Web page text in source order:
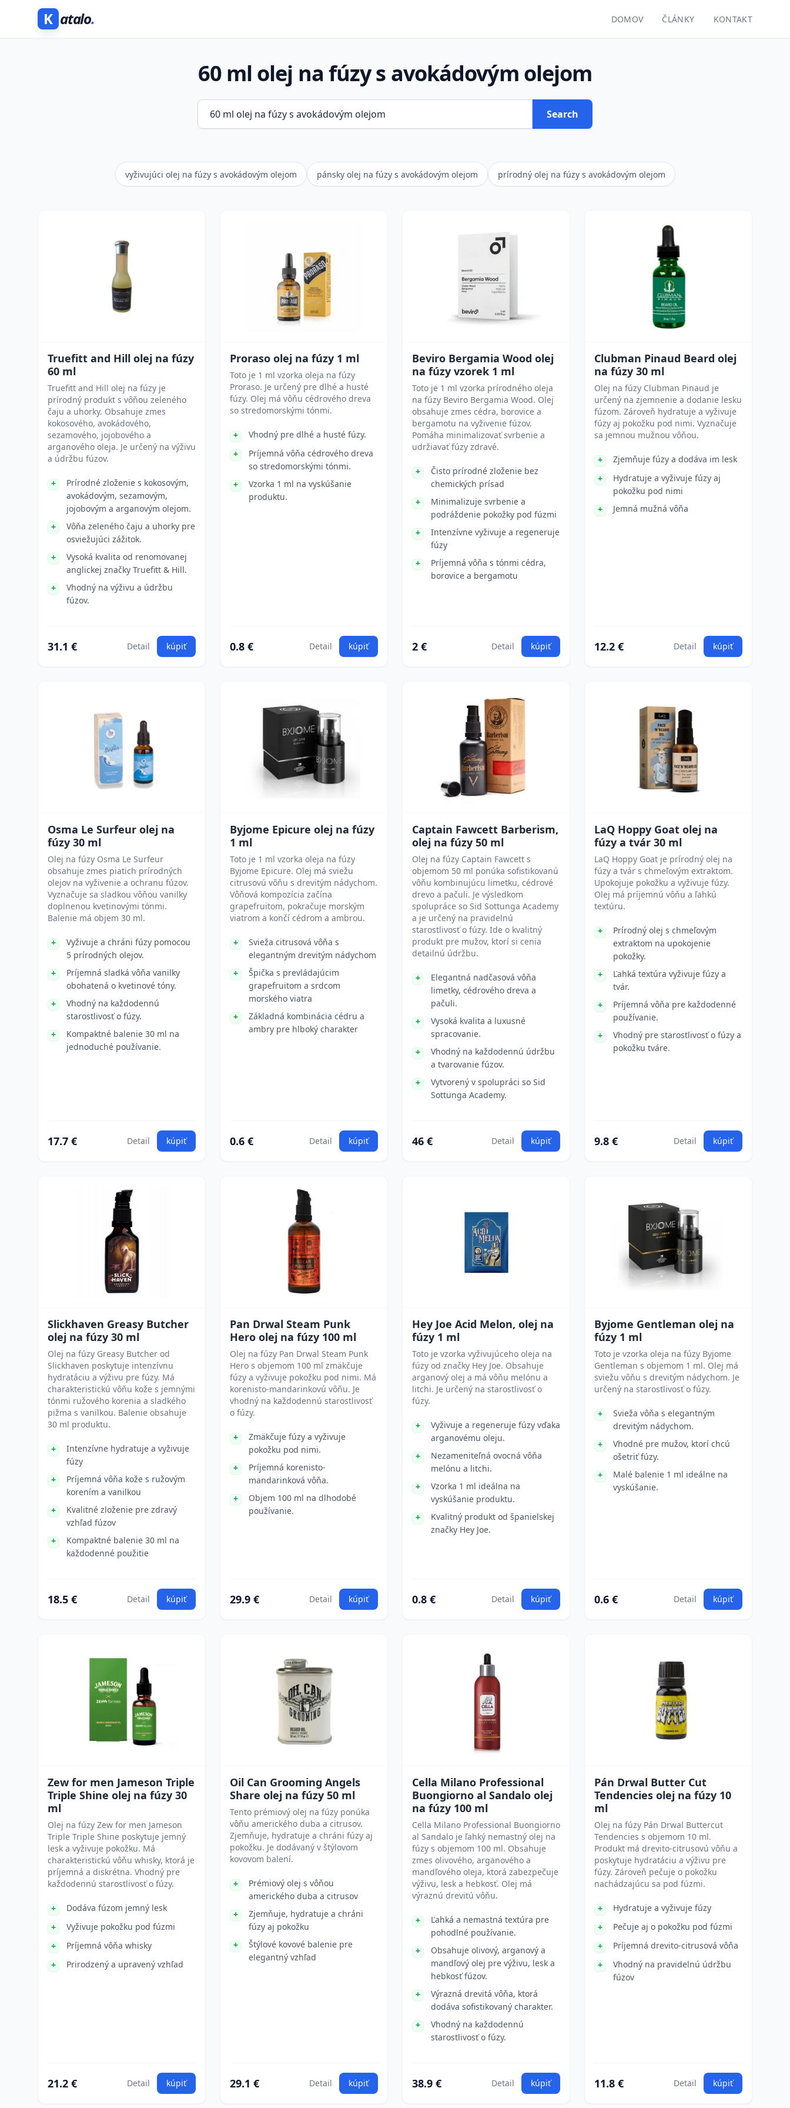
K atalo. DOMOV ČLÁNKY KONTAKT
60 ml olej na fúzy s avokádovým olejom
Search
vyživujúci olej na fúzy s avokádovým olejom pánsky olej na fúzy s avokádovým olejom prírodný olej na fúzy s avokádovým olejom
Truefitt and Hill olej na fúzy
60 ml
Truefitt and Hill olej na fúzy je
prírodný produkt s vôňou zeleného
čaju a uhorky. Obsahuje zmes
kokosového, avokádového,
sezamového, jojobového a
arganového oleja. Je určený na výživu
a údržbu fúzov.
Prírodné zloženie s kokosovým,
avokádovým, sezamovým,
jojobovým a arganovým olejom.
Vôňa zeleného čaju a uhorky pre
osviežujúci zážitok.
Vysoká kvalita od renomovanej
anglickej značky Truefitt & Hill.
Vhodný na výživu a údržbu
fúzov.
31.1 € Detail kúpiť
Proraso olej na fúzy 1 ml
Toto je 1 ml vzorka oleja na fúzy
Proraso. Je určený pre dlhé a husté
fúzy. Olej má vôňu cédrového dreva
so stredomorskými tónmi.
Vhodný pre dlhé a husté fúzy.
Príjemná vôňa cédrového dreva
so stredomorskými tónmi.
Vzorka 1 ml na vyskúšanie
produktu.
0.8 € Detail kúpiť
Beviro Bergamia Wood olej
na fúzy vzorek 1 ml
Toto je 1 ml vzorka prírodného oleja
na fúzy Beviro Bergamia Wood. Olej
obsahuje zmes cédra, borovice a
bergamotu na vyživenie fúzov.
Pomáha minimalizovať svrbenie a
udržiavať fúzy zdravé.
Čisto prírodné zloženie bez
chemických prísad
Minimalizuje svrbenie a
podráždenie pokožky pod fúzmi
Intenzívne vyživuje a regeneruje
fúzy
Príjemná vôňa s tónmi cédra,
borovice a bergamotu
2 € Detail kúpiť
Clubman Pinaud Beard olej
na fúzy 30 ml
Olej na fúzy Clubman Pinaud je
určený na zjemnenie a dodanie lesku
fúzom. Zároveň hydratuje a vyživuje
fúzy aj pokožku pod nimi. Vyznačuje
sa jemnou mužnou vôňou.
Zjemňuje fúzy a dodáva im lesk
Hydratuje a vyživuje fúzy aj
pokožku pod nimi
Jemná mužná vôňa
12.2 € Detail kúpiť
Osma Le Surfeur olej na
fúzy 30 ml
Olej na fúzy Osma Le Surfeur
obsahuje zmes piatich prírodných
olejov na vyživenie a ochranu fúzov.
Vyznačuje sa sladkou vôňou vanilky
doplnenou kvetinovými tónmi.
Balenie má objem 30 ml.
Vyživuje a chráni fúzy pomocou
5 prírodných olejov.
Príjemná sladká vôňa vanilky
obohatená o kvetinové tóny.
Vhodný na každodennú
starostlivosť o fúzy.
Kompaktné balenie 30 ml na
jednoduché používanie.
17.7 € Detail kúpiť
Byjome Epicure olej na fúzy
1 ml
Toto je 1 ml vzorka oleja na fúzy
Byjome Epicure. Olej má sviežu
citrusovú vôňu s drevitým nádychom.
Vôňová kompozícia začína
grapefruitom, pokračuje morským
viatrom a končí cédrom a ambrou.
Svieža citrusová vôňa s
elegantným drevitým nádychom
Špička s prevládajúcim
grapefruitom a srdcom
morského viatra
Základná kombinácia cédru a
ambry pre hlboký charakter
0.6 € Detail kúpiť
Captain Fawcett Barberism,
olej na fúzy 50 ml
Olej na fúzy Captain Fawcett s
objemom 50 ml ponúka sofistikovanú
vôňu kombinujúcu limetku, cédrové
drevo a pačuli. Je výsledkom
spolupráce so Sid Sottunga Academy
a je určený na pravidelnú
starostlivosť o fúzy. Ide o kvalitný
produkt pre mužov, ktorí si cenia
detailnú údržbu.
Elegantná nadčasová vôňa
limetky, cédrového dreva a
pačuli.
Vysoká kvalita a luxusné
spracovanie.
Vhodný na každodennú údržbu
a tvarovanie fúzov.
Vytvorený v spolupráci so Sid
Sottunga Academy.
46 € Detail kúpiť
LaQ Hoppy Goat olej na
fúzy a tvár 30 ml
LaQ Hoppy Goat je prírodný olej na
fúzy a tvár s chmeľovým extraktom.
Upokojuje pokožku a vyživuje fúzy.
Olej má príjemnú vôňu a ľahkú
textúru.
Prírodný olej s chmeľovým
extraktom na upokojenie
pokožky.
Ľahká textúra vyživuje fúzy a
tvár.
Príjemná vôňa pre každodenné
používanie.
Vhodný pre starostlivosť o fúzy a
pokožku tváre.
9.8 € Detail kúpiť
Slickhaven Greasy Butcher
olej na fúzy 30 ml
Olej na fúzy Greasy Butcher od
Slickhaven poskytuje intenzívnu
hydratáciu a výživu pre fúzy. Má
charakteristickú vôňu kože s jemnými
tónmi ružového korenia a sladkého
pižma s vanilkou. Balenie obsahuje
30 ml produktu.
Intenzívne hydratuje a vyživuje
fúzy
Príjemná vôňa kože s ružovým
korením a vanilkou
Kvalitné zloženie pre zdravý
vzhľad fúzov
Kompaktné balenie 30 ml na
každodenné použitie
18.5 € Detail kúpiť
Pan Drwal Steam Punk
Hero olej na fúzy 100 ml
Olej na fúzy Pan Drwal Steam Punk
Hero s objemom 100 ml zmäkčuje
fúzy a vyživuje pokožku pod nimi. Má
korenisto-mandarinkovú vôňu. Je
vhodný na každodennú starostlivosť
o fúzy.
Zmäkčuje fúzy a vyživuje
pokožku pod nimi.
Príjemná korenisto-
mandarinková vôňa.
Objem 100 ml na dlhodobé
používanie.
29.9 € Detail kúpiť
Hey Joe Acid Melon, olej na
fúzy 1 ml
Toto je vzorka vyživujúceho oleja na
fúzy od značky Hey Joe. Obsahuje
arganový olej a má vôňu melónu a
litchi. Je určený na starostlivosť o
fúzy.
Vyživuje a regeneruje fúzy vďaka
arganovému oleju.
Nezameniteľná ovocná vôňa
melónu a litchi.
Vzorka 1 ml ideálna na
vyskúšanie produktu.
Kvalitný produkt od španielskej
značky Hey Joe.
0.8 € Detail kúpiť
Byjome Gentleman olej na
fúzy 1 ml
Toto je vzorka oleja na fúzy Byjome
Gentleman s objemom 1 ml. Olej má
sviežu vôňu s drevitým nádychom. Je
určený na starostlivosť o fúzy.
Svieža vôňa s elegantným
drevitým nádychom.
Vhodné pre mužov, ktorí chcú
ošetriť fúzy.
Malé balenie 1 ml ideálne na
vyskúšanie.
0.6 € Detail kúpiť
Zew for men Jameson Triple
Triple Shine olej na fúzy 30
ml
Olej na fúzy Zew for men Jameson
Triple Triple Shine poskytuje jemný
lesk a vyživuje pokožku. Má
charakteristickú vôňu whisky, ktorá je
príjemná a diskrétna. Vhodný pre
každodennú starostlivosť o fúzy.
Dodáva fúzom jemný lesk
Vyživuje pokožku pod fúzmi
Príjemná vôňa whisky
Prirodzený a upravený vzhľad
21.2 € Detail kúpiť
Oil Can Grooming Angels
Share olej na fúzy 50 ml
Tento prémiový olej na fúzy ponúka
vôňu amerického duba a citrusov.
Zjemňuje, hydratuje a chráni fúzy aj
pokožku. Je dodávaný v štýlovom
kovovom balení.
Prémiový olej s vôňou
amerického duba a citrusov
Zjemňuje, hydratuje a chráni
fúzy aj pokožku
Štýlové kovové balenie pre
elegantný vzhľad
29.1 € Detail kúpiť
Cella Milano Professional
Buongiorno al Sandalo olej
na fúzy 100 ml
Cella Milano Professional Buongiorno
al Sandalo je ľahký nemastný olej na
fúzy s objemom 100 ml. Obsahuje
zmes olivového, arganového a
mandľového oleja, ktorá zabezpečuje
výživu, lesk a hebkosť. Olej má
výraznú drevitú vôňu.
Ľahká a nemastná textúra pre
pohodlné používanie.
Obsahuje olivový, arganový a
mandľový olej pre výživu, lesk a
hebkosť fúzov.
Výrazná drevitá vôňa, ktorá
dodáva sofistikovaný charakter.
Vhodný na každodennú
starostlivosť o fúzy.
38.9 € Detail kúpiť
Pán Drwal Butter Cut
Tendencies olej na fúzy 10
ml
Olej na fúzy Pán Drwal Buttercut
Tendencies s objemom 10 ml.
Produkt má drevito-citrusovú vôňu a
poskytuje hydratáciu a výživu pre
fúzy. Zároveň pečuje o pokožku
nachádzajúcu sa pod fúzmi.
Hydratuje a vyživuje fúzy
Pečuje aj o pokožku pod fúzmi
Príjemná drevito-citrusová vôňa
Vhodný na pravidelnú údržbu
fúzov
11.8 € Detail kúpiť